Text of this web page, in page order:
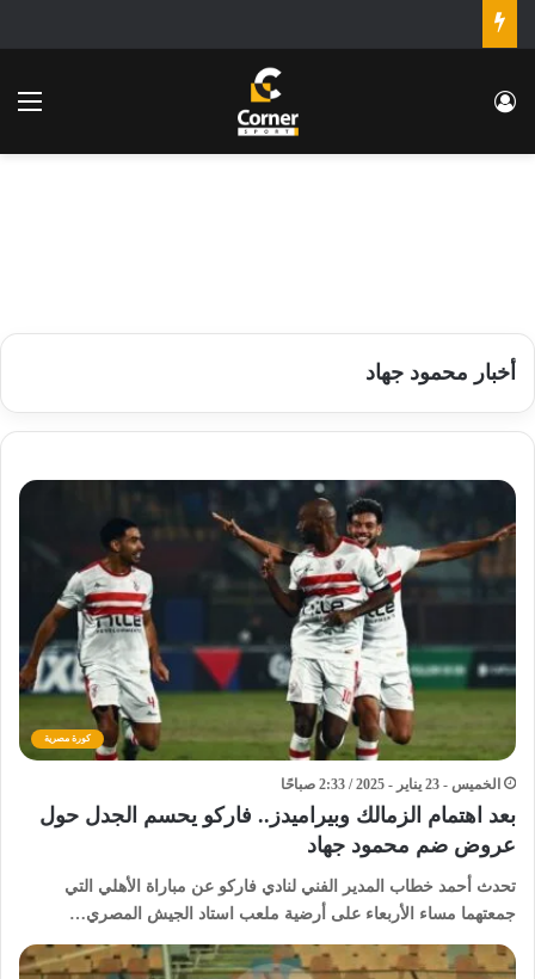
تسجيل الدخول
أخبار محمود جهاد
كورة مصرية
الخميس - 23 يناير - 2025 / 2:33 صباحًا
بعد اهتمام الزمالك وبيراميدز.. فاركو يحسم الجدل حول
عروض ضم محمود جهاد
تحدث أحمد خطاب المدير الفني لنادي فاركو عن مباراة الأهلي التي
جمعتهما مساء الأربعاء على أرضية ملعب استاد الجيش المصري…